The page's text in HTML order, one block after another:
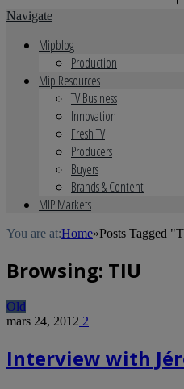
Navigate
Mipblog
Production
Mip Resources
TV Business
Innovation
Fresh TV
Producers
Buyers
Brands & Content
MIP Markets
You are at:Home»Posts Tagged
Browsing: TIU
Old
mars 24, 2012 2
Interview with